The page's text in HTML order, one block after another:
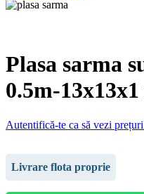
Plasa sarma
0.5m-
Autentifică-te ca să vezi
Livrare flota proprie